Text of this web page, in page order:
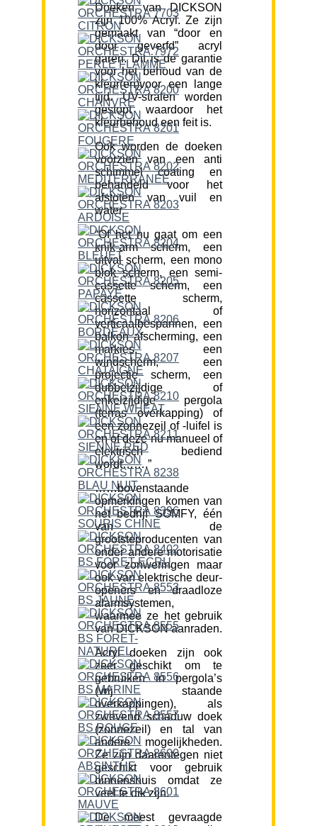
Doeken van DICKSON
zijn 100% Acryl. Ze zijn
gemaakt van “door en
door geverfd” acryl
garen. Dit is de garantie
voor het behoud van de
kleur(en)voor een lange
tijd. UV-stralen worden
gestopt waardoor het
kleurbehoud een feit is.
Ook worden de doeken
voorzien van een anti
schimmel coating en
behandeld voor het
afstoten van vuil en
water.
“Of het nu gaat om een
knik-arm scherm, een
uitval scherm, een mono
blok scherm, een semi-
cassette scherm, een
cassette scherm,
horizontaal of
verticaalbespannen, een
balkon afscherming, een
markies, een
windscherm, een
projectie scherm, een
dubbelzijdige of
enkelzijdige pergola
(terras overkapping) of
een zonnezeil of -luifel is
en of deze nu manueel of
elektrisch bediend
wordt…….”
……bovenstaande
opmerkingen komen van
het bedrijf SOMFY, één
van de
grootsteproducenten van
onder andere motorisatie
voor zonweringen maar
ook van elektrische deur-
openers en draadloze
alarmsystemen,
waarmee ze het gebruik
van DICKSON aanraden.
Acryl doeken zijn ook
zeer geschikt om te
gebruiken in pergola’s
(vrij staande
overkappingen), als
zwevend schaduw doek
(zonnezeil) en tal van
andere mogelijkheden.
Ze zijn daarentegen niet
geschikt voor gebruik
binnenshuis omdat ze
veel te dik zijn.
De meest gevraagde